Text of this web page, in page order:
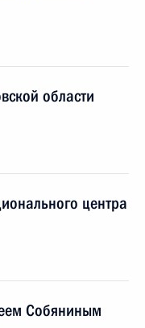
области
центра
Собяниным